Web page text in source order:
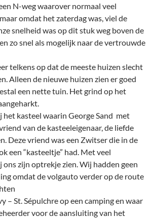
N-weg waarover normaal veel
omdat het zaterdag was, viel de
snelheid was op dit stuk weg boven de
zo snel als mogelijk naar de vertrouwde
telkens op dat de meeste huizen slecht
Alleen de nieuwe huizen zien er goed
een nette tuin. Het grind op het
het kasteel waarin George Sand met
van de kasteeleigenaar, de liefde
Deze vriend was een Zwitser die in de
een “kasteeltje” had. Met veel
zijn optrekje zien. Wij hadden geen
omdat de volgauto verder op de route
– St. Sépulchre op een camping en waar
voor de aansluiting van het